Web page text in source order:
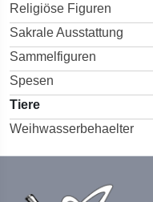
Religiöse Figuren
Sakrale Ausstattung
Sammelfiguren
Spesen
Tiere
Weihwasserbehaelter